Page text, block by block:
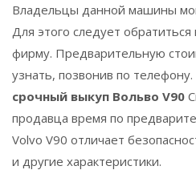
Владельцы данной машины
Для этого следует
фирму. Предварительную
узнать, позвонив по
срочный выкуп Вольво V90
продавца время по
Volvo V90 отличает
и другие характеристики.